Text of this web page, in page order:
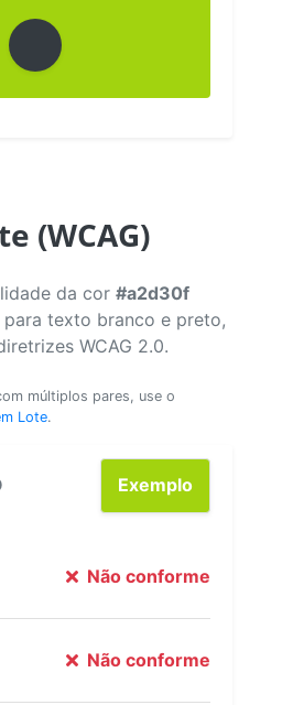
(WCAG)
da cor #a2d30f
texto branco e preto,
WCAG 2.0.
múltiplos pares, use o
Lote.
Exemplo
Não conforme
Não conforme